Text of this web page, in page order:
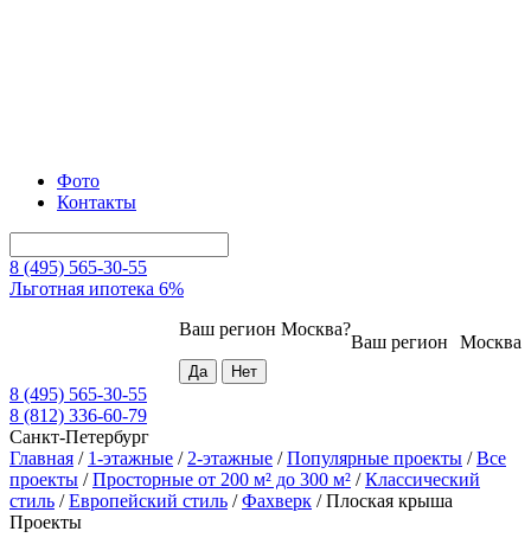
Фото
Контакты
8 (495) 565-30-55
Льготная ипотека 6%
Москва
Ваш регион
Ваш регион Москва?
8 (495) 565-30-55
8 (812) 336-60-79
Санкт-Петербург
Главная / 1-этажные / 2-этажные /Популярные проекты /Все
проекты /Просторные от 200 м² до 300 м² /Классический
стиль /Европейский стиль /Фахверк /Плоская крыша
Проекты